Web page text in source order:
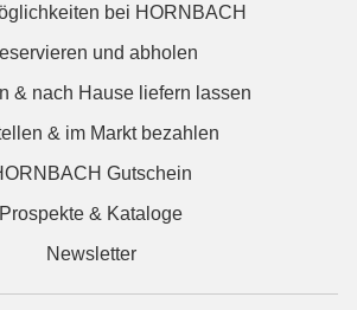
bei HORNBACH
und abholen
& nach Hause liefern lassen
& im Markt bezahlen
Gutschein
Prospekte & Kataloge
Newsletter